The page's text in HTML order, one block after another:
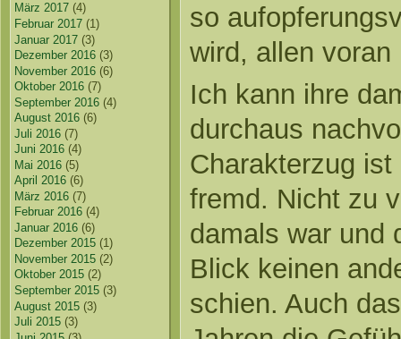
März 2017 (4)
Februar 2017 (1)
Januar 2017 (3)
Dezember 2016 (3)
November 2016 (6)
Oktober 2016 (7)
September 2016 (4)
August 2016 (6)
Juli 2016 (7)
Juni 2016 (4)
Mai 2016 (5)
April 2016 (6)
März 2016 (7)
Februar 2016 (4)
Januar 2016 (6)
Dezember 2015 (1)
November 2015 (2)
Oktober 2015 (2)
September 2015 (3)
August 2015 (3)
Juli 2015 (3)
so
wird, allen
Ich kann ihre
durchaus
Charakterzug
fremd. Nicht zu
damals war und
Blick keinen
schien. Auch